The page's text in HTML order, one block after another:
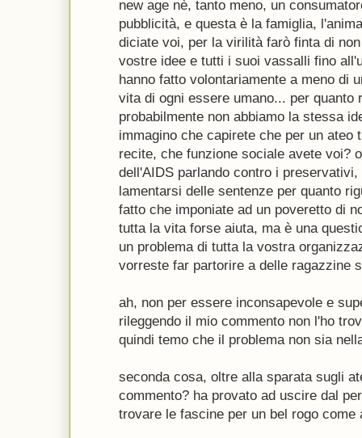
new age nè, tanto meno, un
pubblicità, e questa è la famiglia,
diciate voi, per la virilità farò finta di
vostre idee e tutti i suoi vassalli fino
hanno fatto volontariamente a meno di
vita di ogni essere umano... per quanto
probabilmente non abbiamo la stessa
immagino che capirete che per un
recite, che funzione sociale avete voi?
dell'AIDS parlando contro i
lamentarsi delle sentenze per quanto
fatto che imponiate ad un poveretto di
tutta la vita forse aiuta, ma è una
un problema di tutta la vostra
vorreste far partorire a delle ragazzine
ah, non per essere inconsapevole e
rileggendo il mio commento non l'ho
quindi temo che il problema non sia
seconda cosa, oltre alla sparata sugli
commento? ha provato ad uscire dal
trovare le fascine per un bel rogo come